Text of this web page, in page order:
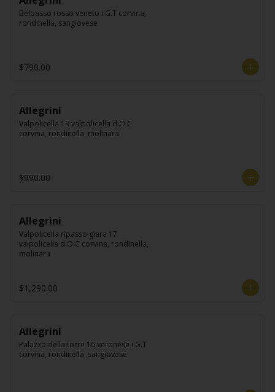
Belpasso rosso veneto i.G.T corvina,
rondinella, sangiovese
$790.00
Allegrini
Valpolicella 19 valpolicella d.O.C
corvina, rondinella, molinara
$990.00
Allegrini
Valpolicella ripasso giara 17
valpolicella d.O.C corvina, rondinella,
molinara
$1,290.00
Allegrini
Palazzo della torre 16 veronese i.G.T
corvina, rondinella, sangiovese